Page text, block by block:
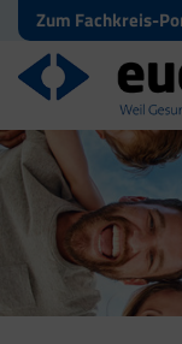
Zum Fachkreis-